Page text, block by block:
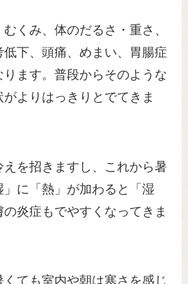
くみ、体のだるさ・重さ、
下、頭痛、めまい、胃腸症
ます。普段からそのような
よりはっきりとでてきま
えを招きますし、これから暑
」に「熱」が加わると「湿
炎症もでやすくなってきま
ても室内や朝は寒さを感じ